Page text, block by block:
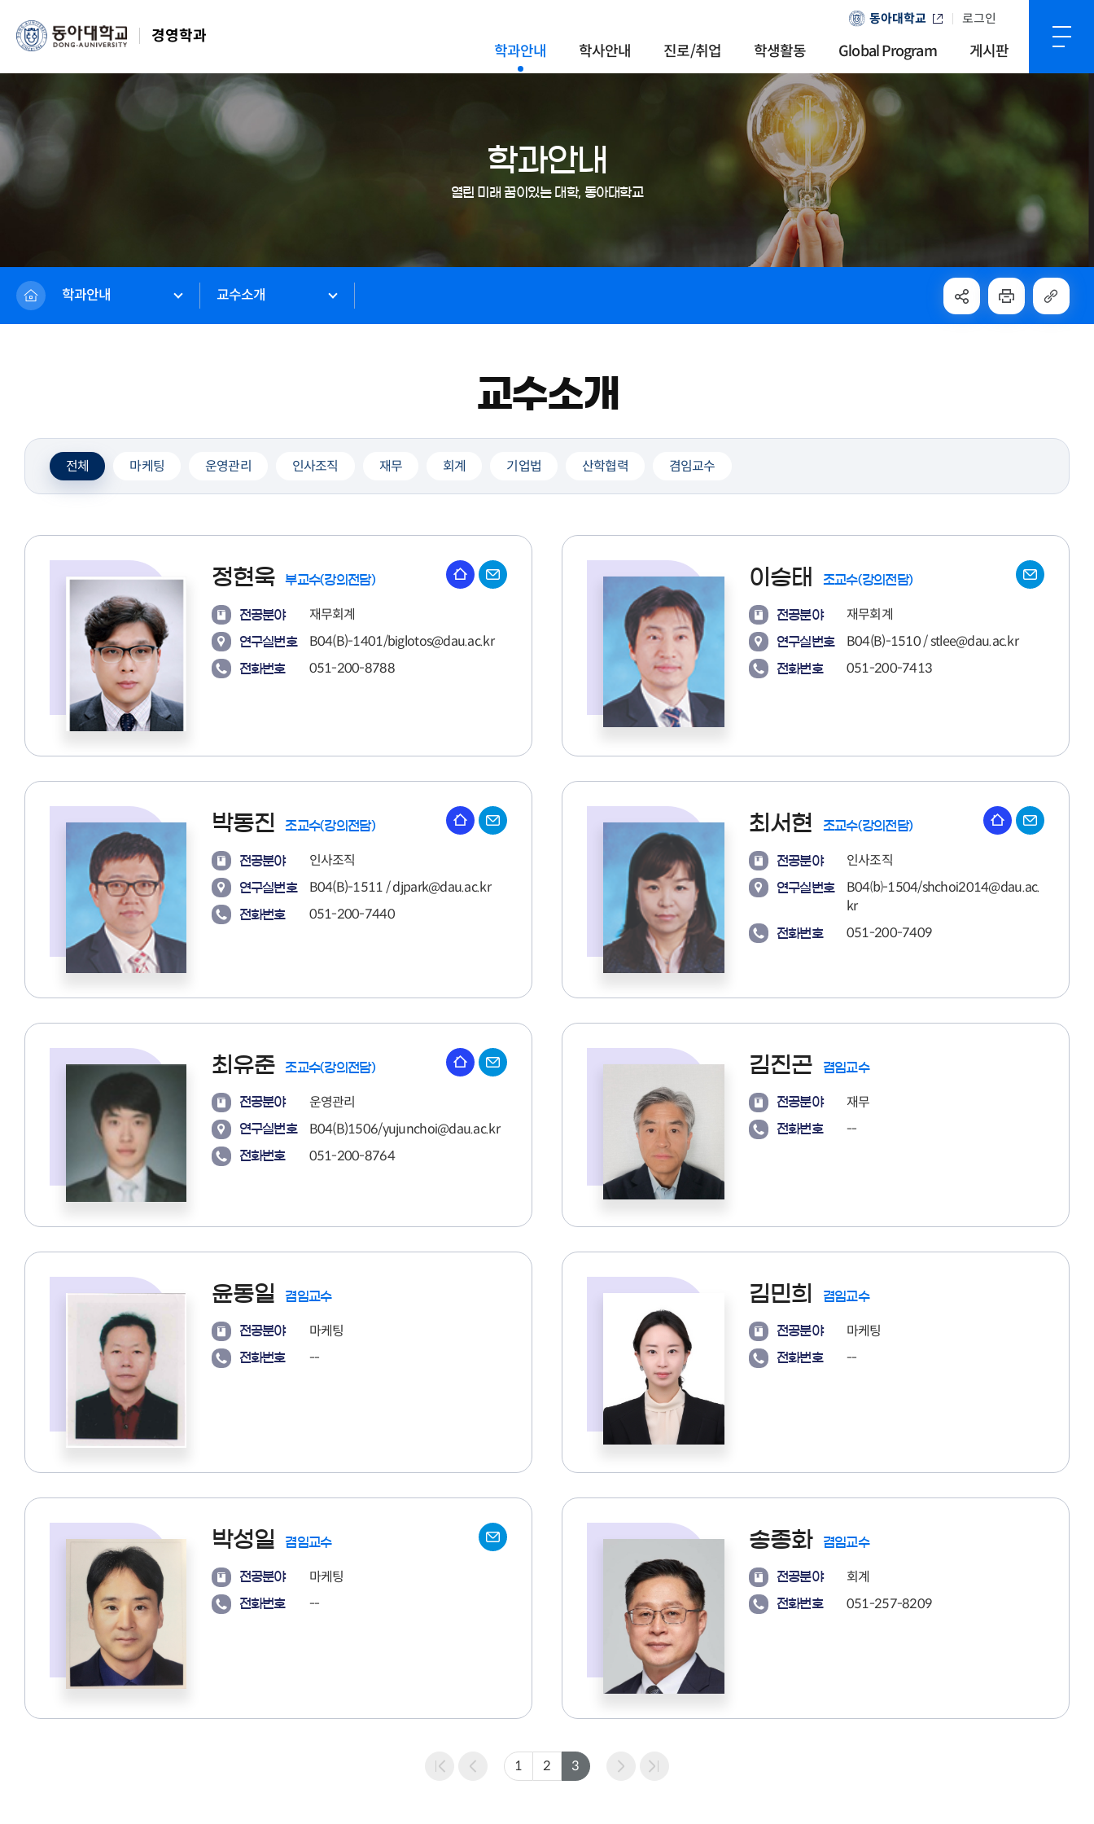
동아대학교 로그인
경영학과
학과안내
학사안내 진로/취업 학생활동 Global Program 게시판
학과안내
열린 미래 꿈이있는 대학, 동아대학교
학과안내 교수소개
교수소개
전체 마케팅 운영관리 인사조직 재무 회계 기업법 산학협력 겸임교수
정현욱 부교수(강의전담)
전공분야 재무회계
연구실번호 B04(B)-1401/biglotos@dau.ac.kr
전화번호 051-200-8788
이승태 조교수(강의전담)
전공분야 재무회계
연구실번호 B04(B)-1510 / stlee@dau.ac.kr
전화번호 051-200-7413
박동진 조교수(강의전담)
전공분야 인사조직
연구실번호 B04(B)-1511 / djpark@dau.ac.kr
전화번호 051-200-7440
최서현 조교수(강의전담)
전공분야 인사조직
연구실번호
B04⒝-1504/shchoi2014@dau.ac.
kr
전화번호 051-200-7409
최유준 조교수(강의전담)
전공분야 운영관리
연구실번호 B04(B)1506/yujunchoi@dau.ac.kr
전화번호 051-200-8764
김진곤 겸임교수
전공분야 재무
전화번호 --
윤동일 겸임교수
전공분야 마케팅
전화번호 --
김민희 겸임교수
전공분야 마케팅
전화번호 --
박성일 겸임교수
전공분야 마케팅
전화번호 --
송종화 겸임교수
전공분야 회계
전화번호 051-257-8209
1 2 3